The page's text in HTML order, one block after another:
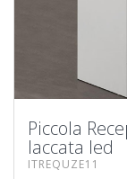
Piccola
laccata led
ITREQUZE11